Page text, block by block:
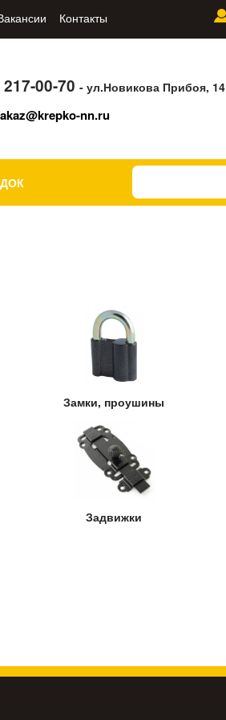
Контакты
217-00-70- ул.Новикова Прибоя, 14
nn.ru
Замки, проушины
Задвижки